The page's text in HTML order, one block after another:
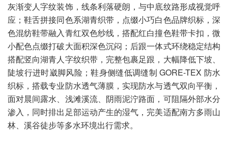
灰渐变人字纹装饰，线条利落硬朗，与中底纹路形成视觉呼
应；鞋舌拼接同色系湖青织带，点缀小巧白色品牌织标，深
色混纺鞋带融入青红双色纱线，搭配红白撞色鞋带卡扣，微
小配色点缀打破大面积深色沉闷；后跟一体式环绕稳定结构
搭配竖向湖青人字纹织带，完整包裹足跟，大幅降低下坡、
陡坡行进时崴脚风险；鞋身侧缝低调缝制 GORE-TEX 防水
织标，搭载专业防水透气薄膜，实现防水与透气双向平衡，
面对晨间露水、浅滩溪流、阴雨泥泞路面，可阻隔外部水分
渗入，同时排出足部运动产生的湿气，完美适配南方多雨山
林、溪谷徒步等多水环境出行需求。